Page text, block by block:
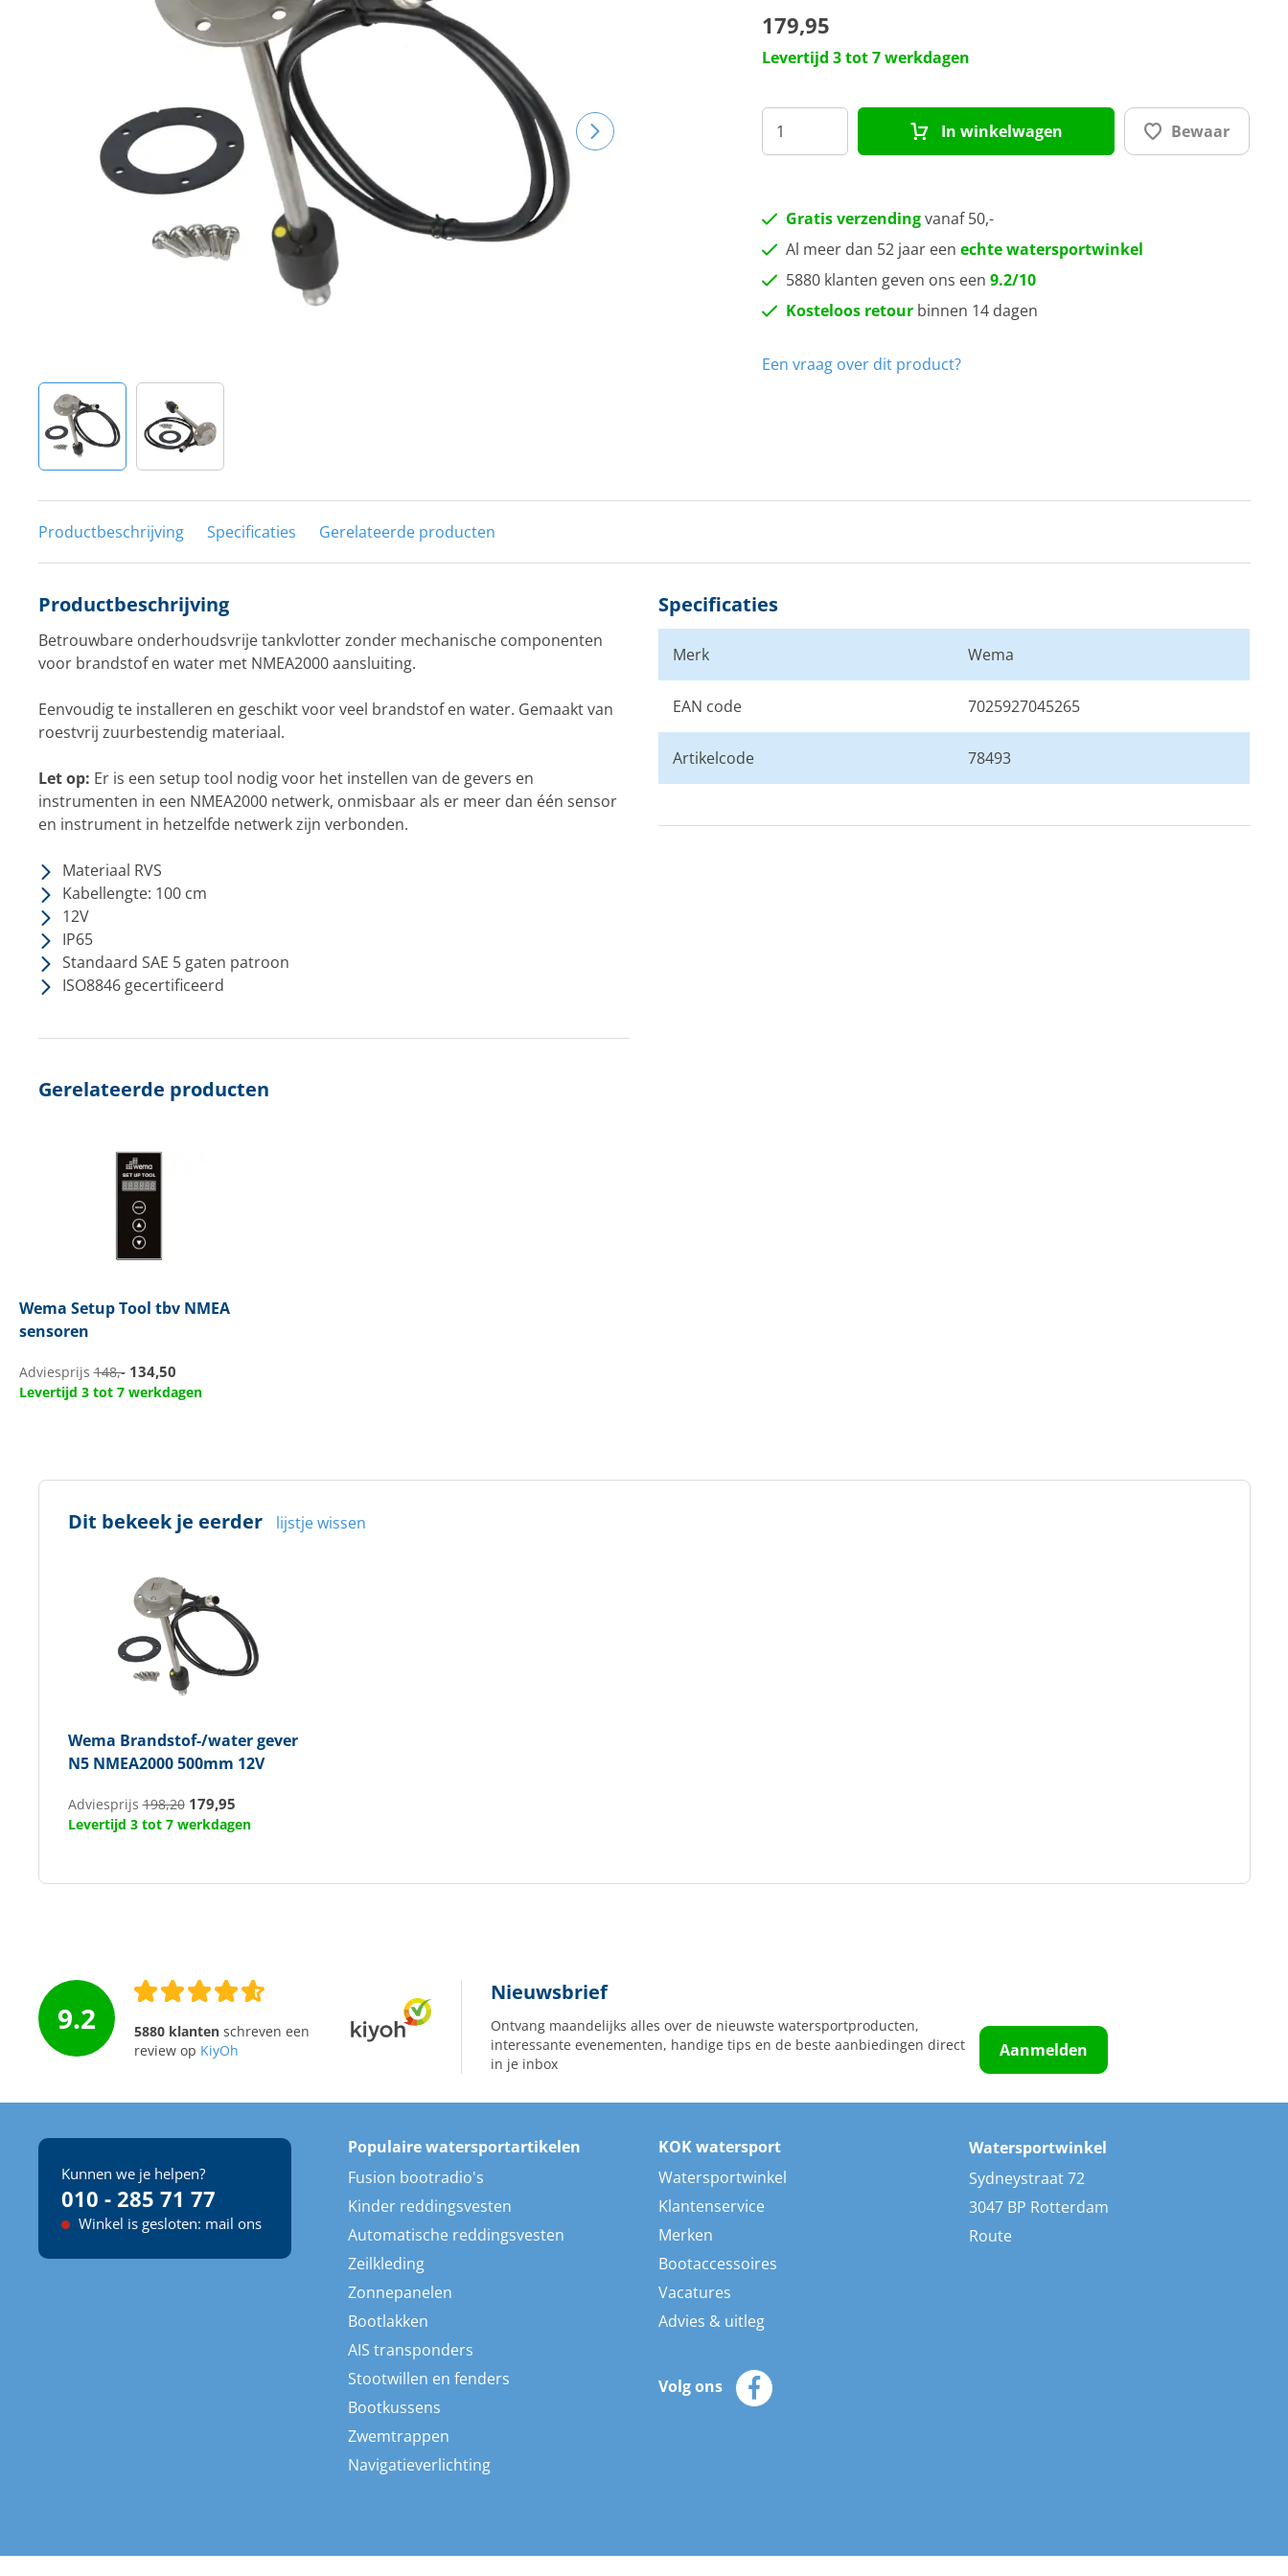
Techniek en motor
Tuigage en dekbeslag
Veiligheid
Boten, toebehoren en fun
Meubels en lifestyle
250 mm
300 mm
350 mm
400 mm
179,95
Levertijd 3 tot 7 werkdagen
In winkelwagen Bewaar
Gratis verzendingvanaf 50,-
Al meer dan 52 jaar een echte watersportwinkel
5880 klanten geven ons een 9.2/10
Kosteloos retourbinnen 14 dagen
Een vraag over dit product?
Productbeschrijving Specificaties Gerelateerde producten
Productbeschrijving
Betrouwbare onderhoudsvrije tankvlotter zonder mechanische componenten
voor brandstof en water met NMEA2000 aansluiting.
Eenvoudig te installeren en geschikt voor veel brandstof en water. Gemaakt van
roestvrij zuurbestendig materiaal.
Let op: Er is een setup tool nodig voor het instellen van de gevers en
instrumenten in een NMEA2000 netwerk, onmisbaar als er meer dan één sensor
en instrument in hetzelfde netwerk zijn verbonden.
Materiaal RVS
Kabellengte: 100 cm
12V
IP65
Standaard SAE 5 gaten patroon
ISO8846 gecertificeerd
Specificaties
Merk Wema
EAN code 7025927045265
Artikelcode 78493
Gerelateerde producten
Wema Setup Tool tbv NMEA
sensoren
Adviesprijs148,- 134,50
Levertijd 3 tot 7 werkdagen
Dit bekeek je eerder lijstje wissen
Wema Brandstof-/water gever
N5 NMEA2000 500mm 12V
Adviesprijs198,20 179,95
Levertijd 3 tot 7 werkdagen
9.2 5880 klantenschreven een
review op KiyOh
Nieuwsbrief
Ontvang maandelijks alles over de nieuwste watersportproducten,
interessante evenementen, handige tips en de beste aanbiedingen direct
in je inbox
Aanmelden
Kunnen we je helpen?
010 - 285 71 77
Winkel is gesloten: mail ons
Populaire watersportartikelen
Fusion bootradio's
Kinder reddingsvesten
Automatische reddingsvesten
Zeilkleding
Zonnepanelen
Bootlakken
AIS transponders
Stootwillen en fenders
Bootkussens
Zwemtrappen
Navigatieverlichting
KOK watersport
Watersportwinkel
Klantenservice
Merken
Bootaccessoires
Vacatures
Advies & uitleg
Volg ons
Watersportwinkel
Sydneystraat 72
3047 BP Rotterdam
Route